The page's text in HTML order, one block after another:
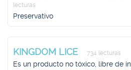
lecturas
Preservativo
KINGDOM LICE 734 lecturas
Es un producto no tóxico, libre de